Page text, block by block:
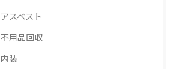
アスベスト
不用品回収
内装